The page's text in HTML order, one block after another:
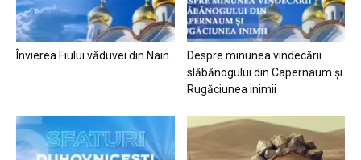
Învierea Fiului văduvei din Nain
Despre minunea vindecării
slăbănogului din Capernaum și
Rugăciunea inimii